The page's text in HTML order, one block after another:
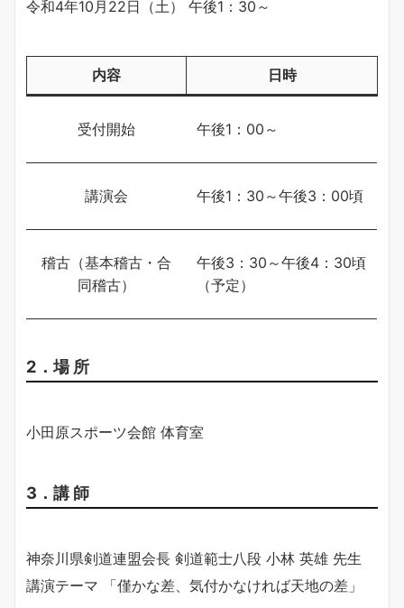
令和4年10月22日（土） 午後1：30～
内容 日時
受付開始 午後1：00～
講演会 午後1：30～午後3：00頃
稽古（基本稽古・合
同稽古）
午後3：30～午後4：30頃
（予定）
2．場 所
小田原スポーツ会館 体育室
3．講 師
神奈川県剣道連盟会長 剣道範士八段 小林 英雄 先生
講演テーマ 「僅かな差、気付かなければ天地の差」